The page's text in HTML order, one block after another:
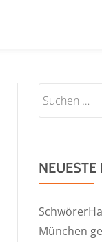
NEUESTE
München